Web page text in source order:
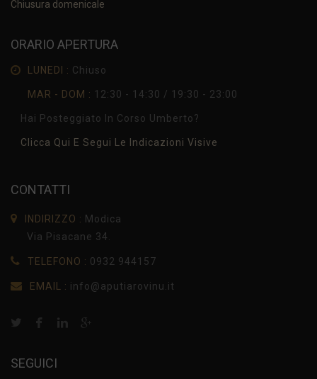
Chiusura domenicale
ORARIO APERTURA
LUNEDI : Chiuso
MAR - DOM : 12:30 - 14:30 / 19:30 - 23:00
Hai Posteggiato In Corso Umberto?
Clicca Qui E Segui Le Indicazioni Visive
CONTATTI
INDIRIZZO : Modica
Via Pisacane 34.
TELEFONO : 0932 944157
EMAIL : info@aputiarovinu.it
SEGUICI